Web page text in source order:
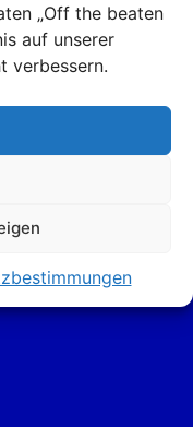
„Off the beaten
auf unserer
verbessern.
Unsere Afrika-